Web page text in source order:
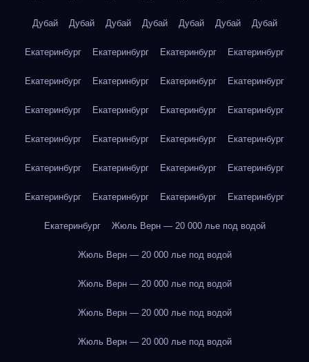
Дубай Дубай Дубай Дубай Дубай Дубай Дубай
Екатеринбург Екатеринбург Екатеринбург Екатеринбург
Екатеринбург Екатеринбург Екатеринбург Екатеринбург
Екатеринбург Екатеринбург Екатеринбург Екатеринбург
Екатеринбург Екатеринбург Екатеринбург Екатеринбург
Екатеринбург Екатеринбург Екатеринбург Екатеринбург
Екатеринбург Екатеринбург Екатеринбург Екатеринбург
Екатеринбург Жюль Верн — 20 000 лье под водой
Жюль Верн — 20 000 лье под водой
Жюль Верн — 20 000 лье под водой
Жюль Верн — 20 000 лье под водой
Жюль Верн — 20 000 лье под водой